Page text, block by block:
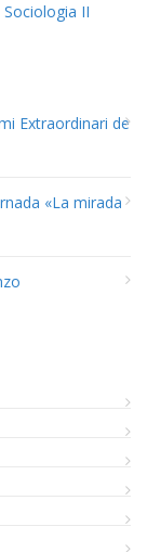
II
Extraordinari de
«La mirada